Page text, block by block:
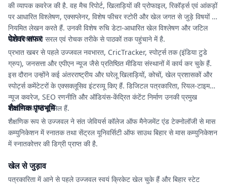
की व्यापक कवरेज की है. वह मैच रिपोर्ट, खिलाड़ियों की प्रोफाइल, रिकॉर्ड्स एवं आंकड़ों
पर आधारित विश्लेषण, एक्सप्लेनर, विशेष फीचर स्टोरी और खेल जगत से जुड़े विषयों पर
नियमित लेखन करते हैं. उनकी विशेष रुचि डेटा-आधारित खेल विश्लेषण और जटिल
खेल विषयों को सरल एवं रोचक तरीके से पाठकों तक पहुंचाने में है.
पेशेवर सफर
प्रभात खबर से पहले उज्जवल नवभारत, CricTracker, स्पोर्ट्स तक (इंडिया टुडे
ग्रुप), जनसत्ता और एपीएन न्यूज जैसे प्रतिष्ठित मीडिया संस्थानों में कार्य कर चुके हैं.
इस दौरान उन्होंने कई अंतरराष्ट्रीय और घरेलू खिलाड़ियों, कोचों, खेल प्रशासकों और
स्पोर्ट्स कमेंटेटरों के एक्सक्लूसिव इंटरव्यू किए हैं. डिजिटल पत्रकारिता, रियल-टाइम
न्यूज कवरेज, SEO रणनीति और ऑडियंस-केंद्रित कंटेंट निर्माण उनकी प्रमुख
कार्यक्षमताओं में शामिल हैं.
शैक्षणिक पृष्ठभूमि
शैक्षणिक रूप से उज्जवल ने संत जेवियर्स कॉलेज ऑफ मैनेजमेंट एंड टेक्नोलॉजी से मास
कम्युनिकेशन में स्नातक तथा सेंट्रल यूनिवर्सिटी ऑफ साउथ बिहार से मास कम्युनिकेशन
में स्नातकोत्तर की डिग्री प्राप्त की है.
खेल से जुड़ाव
पत्रकारिता में आने से पहले उज्जवल स्वयं क्रिकेट खेल चुके हैं और बिहार स्टेट